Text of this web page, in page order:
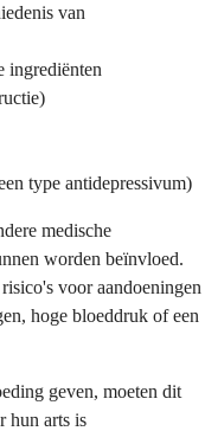
van
ingrediënten
type antidepressivum)
medische
worden beïnvloed.
voor aandoeningen
hoge bloeddruk of een
geven, moeten dit
hun arts is